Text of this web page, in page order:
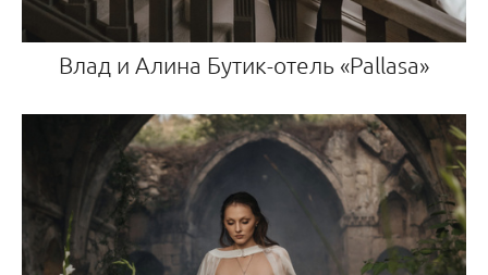
Влад и Алина Бутик-отель «Pallasa»